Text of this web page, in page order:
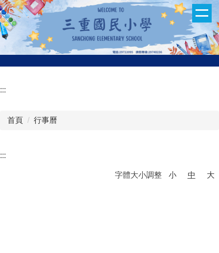
跳
到
主
要
內
容
:::
首頁 行事曆
:::
字體大小調整 小 中 大